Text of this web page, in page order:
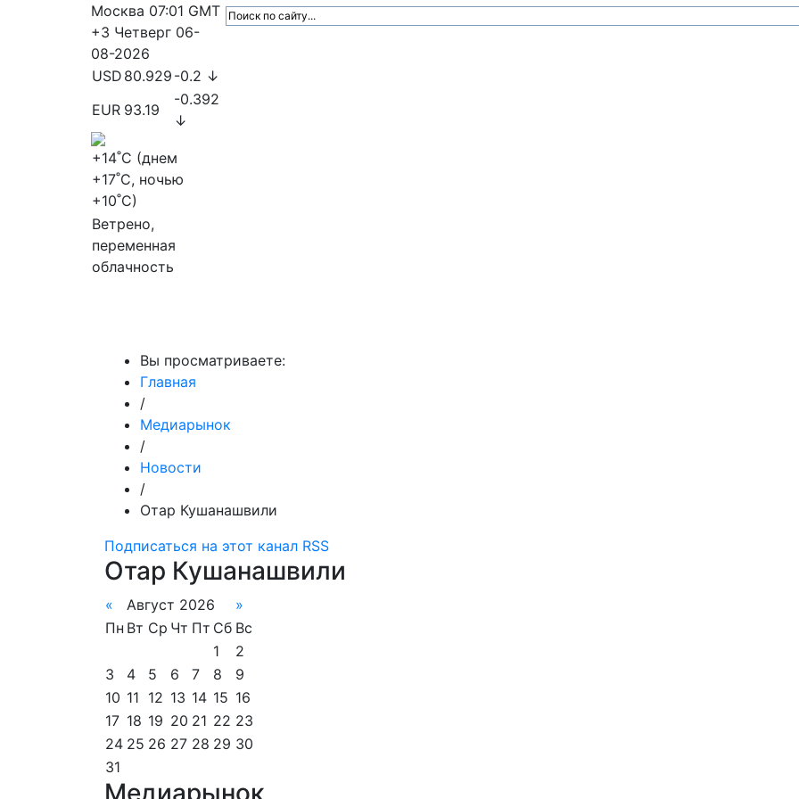
Москва 07:01 GMT
+3 Четверг 06-
08-2026
USD 80.929 -0.2 ↓
EUR 93.19
-0.392
↓
+14˚C (днем
+17˚C, ночью
+10˚C)
Ветрено,
переменная
облачность
Вы просматриваете:
Главная
/
Медиарынок
/
Новости
/
Отар Кушанашвили
Подписаться на этот канал RSS
Отар Кушанашвили
« Август 2026
»
Пн Вт Ср Чт Пт Сб Вс
1
2
3
4 5 6 7 8
9
10 11 12 13 14 15 16
17 18 19 20 21 22 23
24 25 26 27 28 29 30
31
Медиарынок